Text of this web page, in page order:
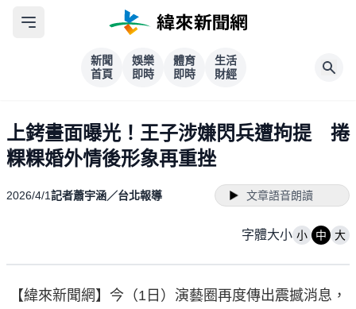
新聞
首頁
娛樂
即時
體育
即時
生活
財經
上銬畫面曝光！王子涉嫌閃兵遭拘提 捲
粿粿婚外情後形象再重挫
2026/4/1記者蕭宇涵／台北報導 文章語音朗讀
字體大小 小 中 大
【緯來新聞網】今（1日）演藝圈再度傳出震撼消息，